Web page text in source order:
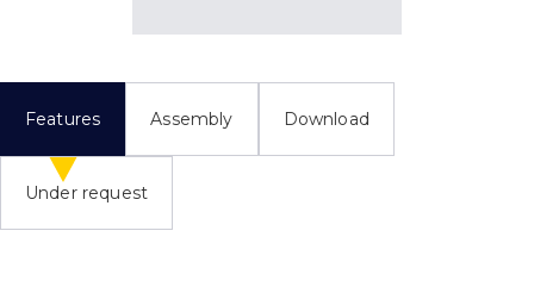
Features Assembly Download
Under request